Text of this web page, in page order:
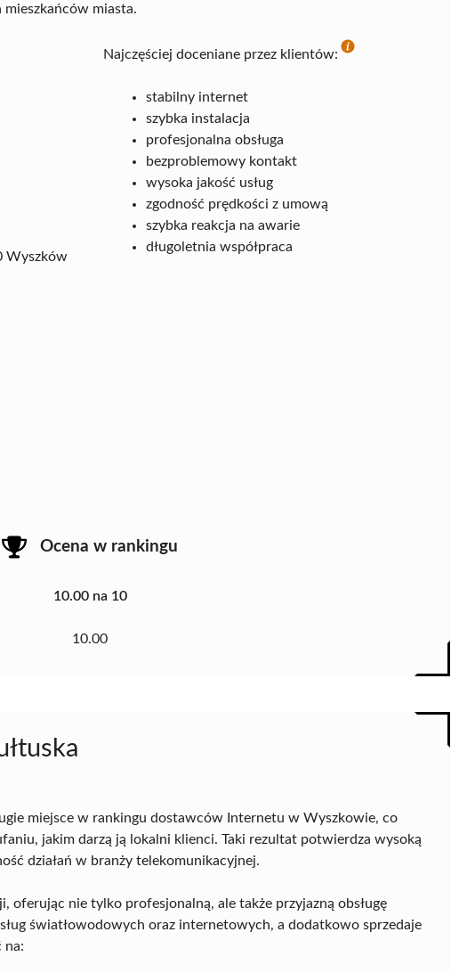
miasta.
Wyszków
Najczęściej doceniane przez klientów:
stabilny internet
szybka instalacja
profesjonalna obsługa
bezproblemowy kontakt
wysoka jakość usług
zgodność prędkości z umową
szybka reakcja na awarie
długoletnia współpraca
Ocena w rankingu
10.00 na 10
10.00
miejsce w rankingu dostawców Internetu w Wyszkowie, co
jakim darzą ją lokalni klienci. Taki rezultat potwierdza wysoką
działań w branży telekomunikacyjnej.
oferując nie tylko profesjonalną, ale także przyjazną obsługę
światłowodowych oraz internetowych, a dodatkowo sprzedaje
na: